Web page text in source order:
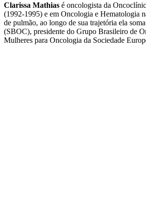
Clarissa Mathias é oncologista da
(1992-1995) e em Oncologia e Hematologia
de pulmão, ao longo de sua trajetória ela
(SBOC), presidente do Grupo Brasileiro de
Mulheres para Oncologia da Sociedade